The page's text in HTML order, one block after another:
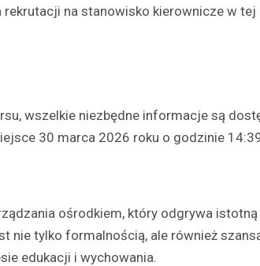
na stanowisko kierownicze w
wszelkie niezbędne informacje są
30 marca 2026 roku o godzinie
ośrodkiem, który odgrywa istotną
nie tylko formalnością, ale również
edukacji i wychowania.
etap